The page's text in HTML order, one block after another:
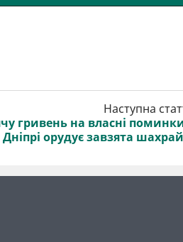
Наступна
гривень на власні
Дніпрі орудує завзята